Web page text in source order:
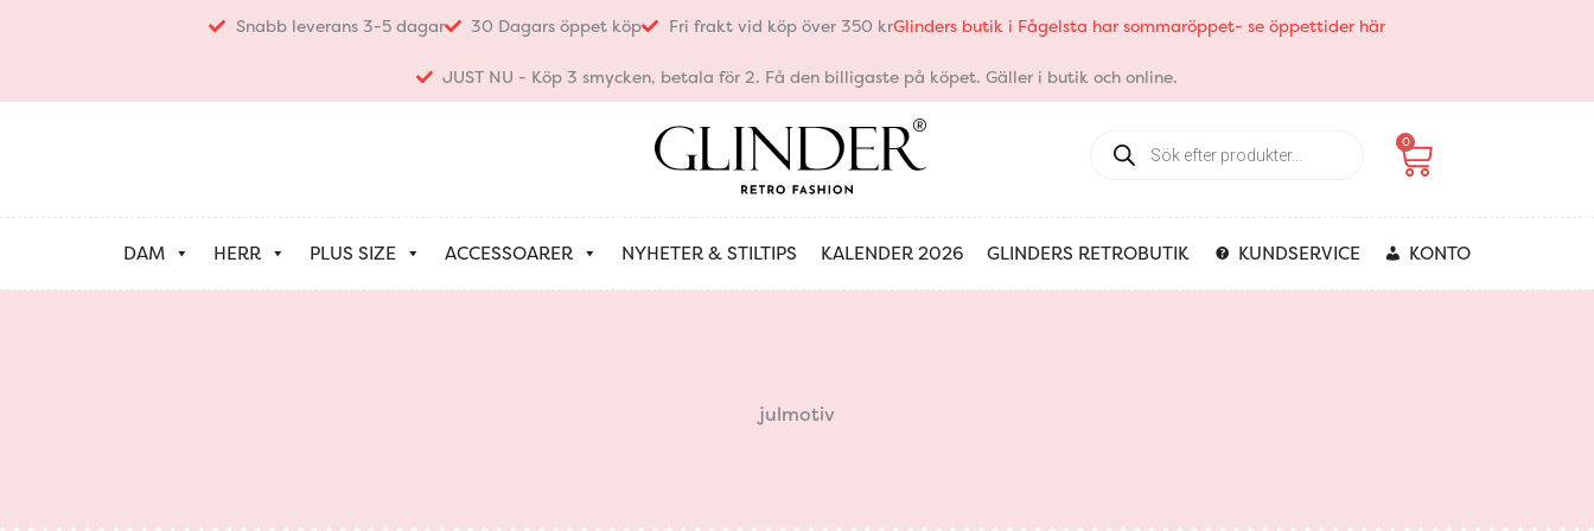
Snabb leverans 3-5 dagar 30 Dagars öppet köp Fri frakt vid köp över 350 krGlinders butik i Fågelsta har sommaröppet- se öppettider här
JUST NU - Köp 3 smycken, betala för 2. Få den billigaste på köpet. Gäller i butik och online.
search
0
Varukorg
DAM HERR PLUS SIZE ACCESSOARER NYHETER & STILTIPS KALENDER 2026 GLINDERS RETROBUTIK KUNDSERVICE KONTO
julmotiv